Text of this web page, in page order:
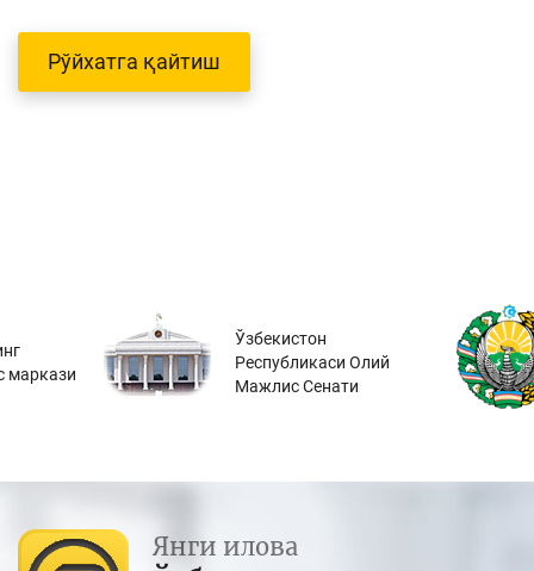
Рўйхатга қайтиш
маркази
Ўзбекистон
Республикаси Олий
Мажлис Сенати
Янги илова